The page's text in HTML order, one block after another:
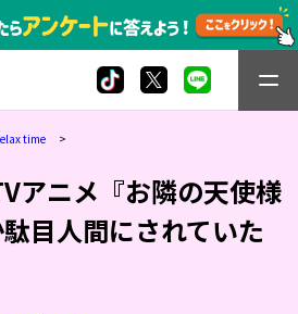
time
アニメ『お隣の天使様
目人間にされていた